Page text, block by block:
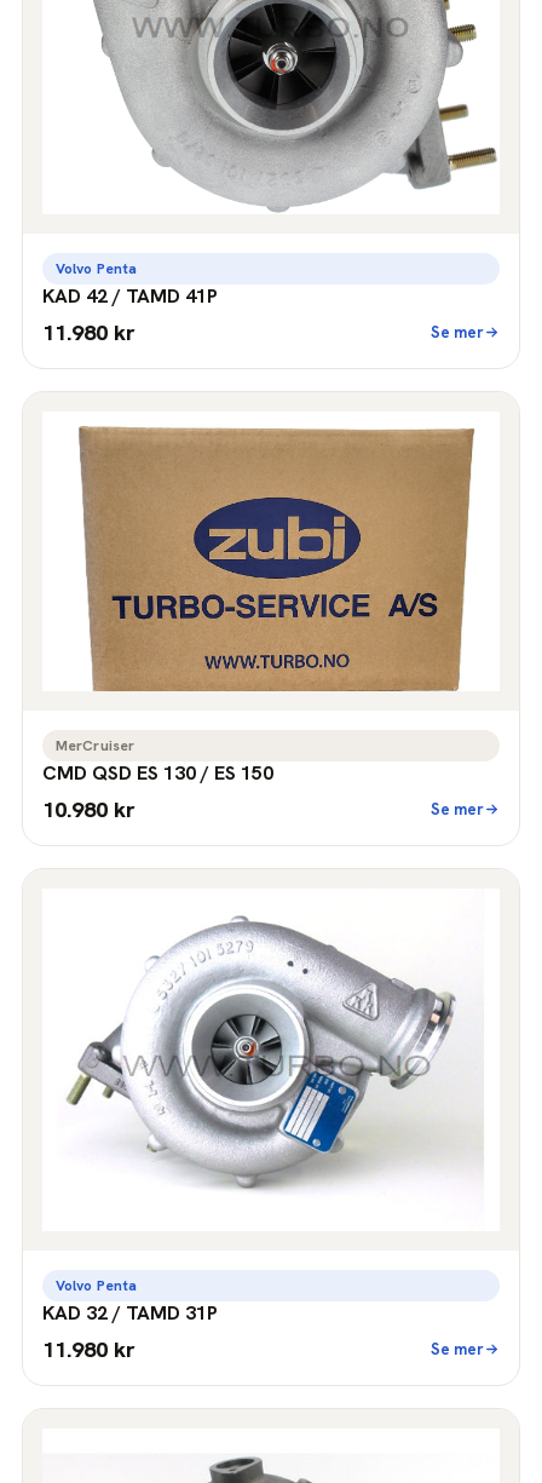
Volvo Penta
KAD 42 / TAMD 41P
11.980 kr Se mer
MerCruiser
CMD QSD ES 130 / ES 150
10.980 kr Se mer
Volvo Penta
KAD 32 / TAMD 31P
11.980 kr Se mer